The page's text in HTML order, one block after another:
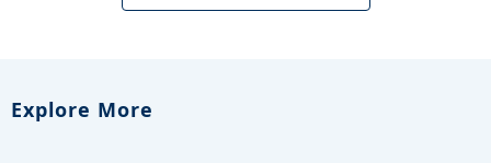
Explore More